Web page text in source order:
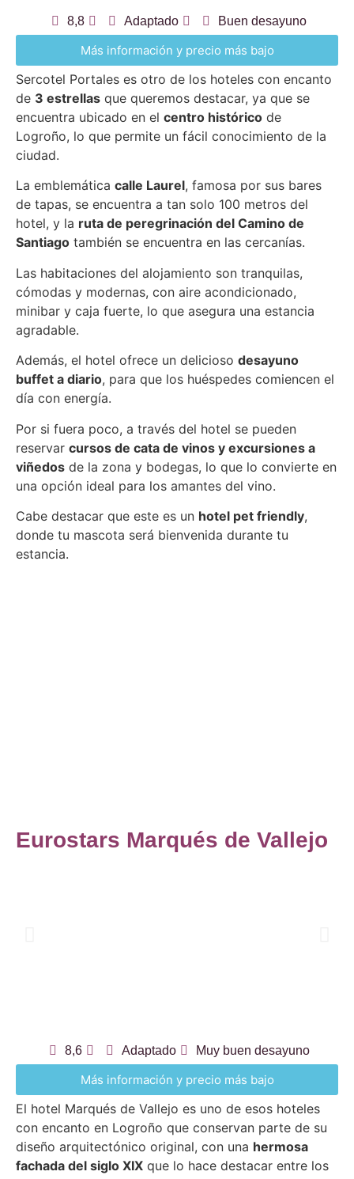
8,8 Adaptado Buen desayuno
Más información y precio más bajo
Sercotel Portales es otro de los hoteles con encanto
de 3 estrellas que queremos destacar, ya que se
encuentra ubicado en el centro histórico de
Logroño, lo que permite un fácil conocimiento de la
ciudad.
La emblemática calle Laurel, famosa por sus bares
de tapas, se encuentra a tan solo 100 metros del
hotel, y la ruta de peregrinación del Camino de
Santiago también se encuentra en las cercanías.
Las habitaciones del alojamiento son tranquilas,
cómodas y modernas, con aire acondicionado,
minibar y caja fuerte, lo que asegura una estancia
agradable.
Además, el hotel ofrece un delicioso desayuno
buffet a diario, para que los huéspedes comiencen el
día con energía.
Por si fuera poco, a través del hotel se pueden
reservar cursos de cata de vinos y excursiones a
viñedos de la zona y bodegas, lo que lo convierte en
una opción ideal para los amantes del vino.
Cabe destacar que este es un hotel pet friendly,
donde tu mascota será bienvenida durante tu
estancia.
Eurostars Marqués de Vallejo
8,6 Adaptado Muy buen desayuno
Más información y precio más bajo
El hotel Marqués de Vallejo es uno de esos hoteles
con encanto en Logroño que conservan parte de su
diseño arquitectónico original, con una hermosa
fachada del siglo XIX que lo hace destacar entre los